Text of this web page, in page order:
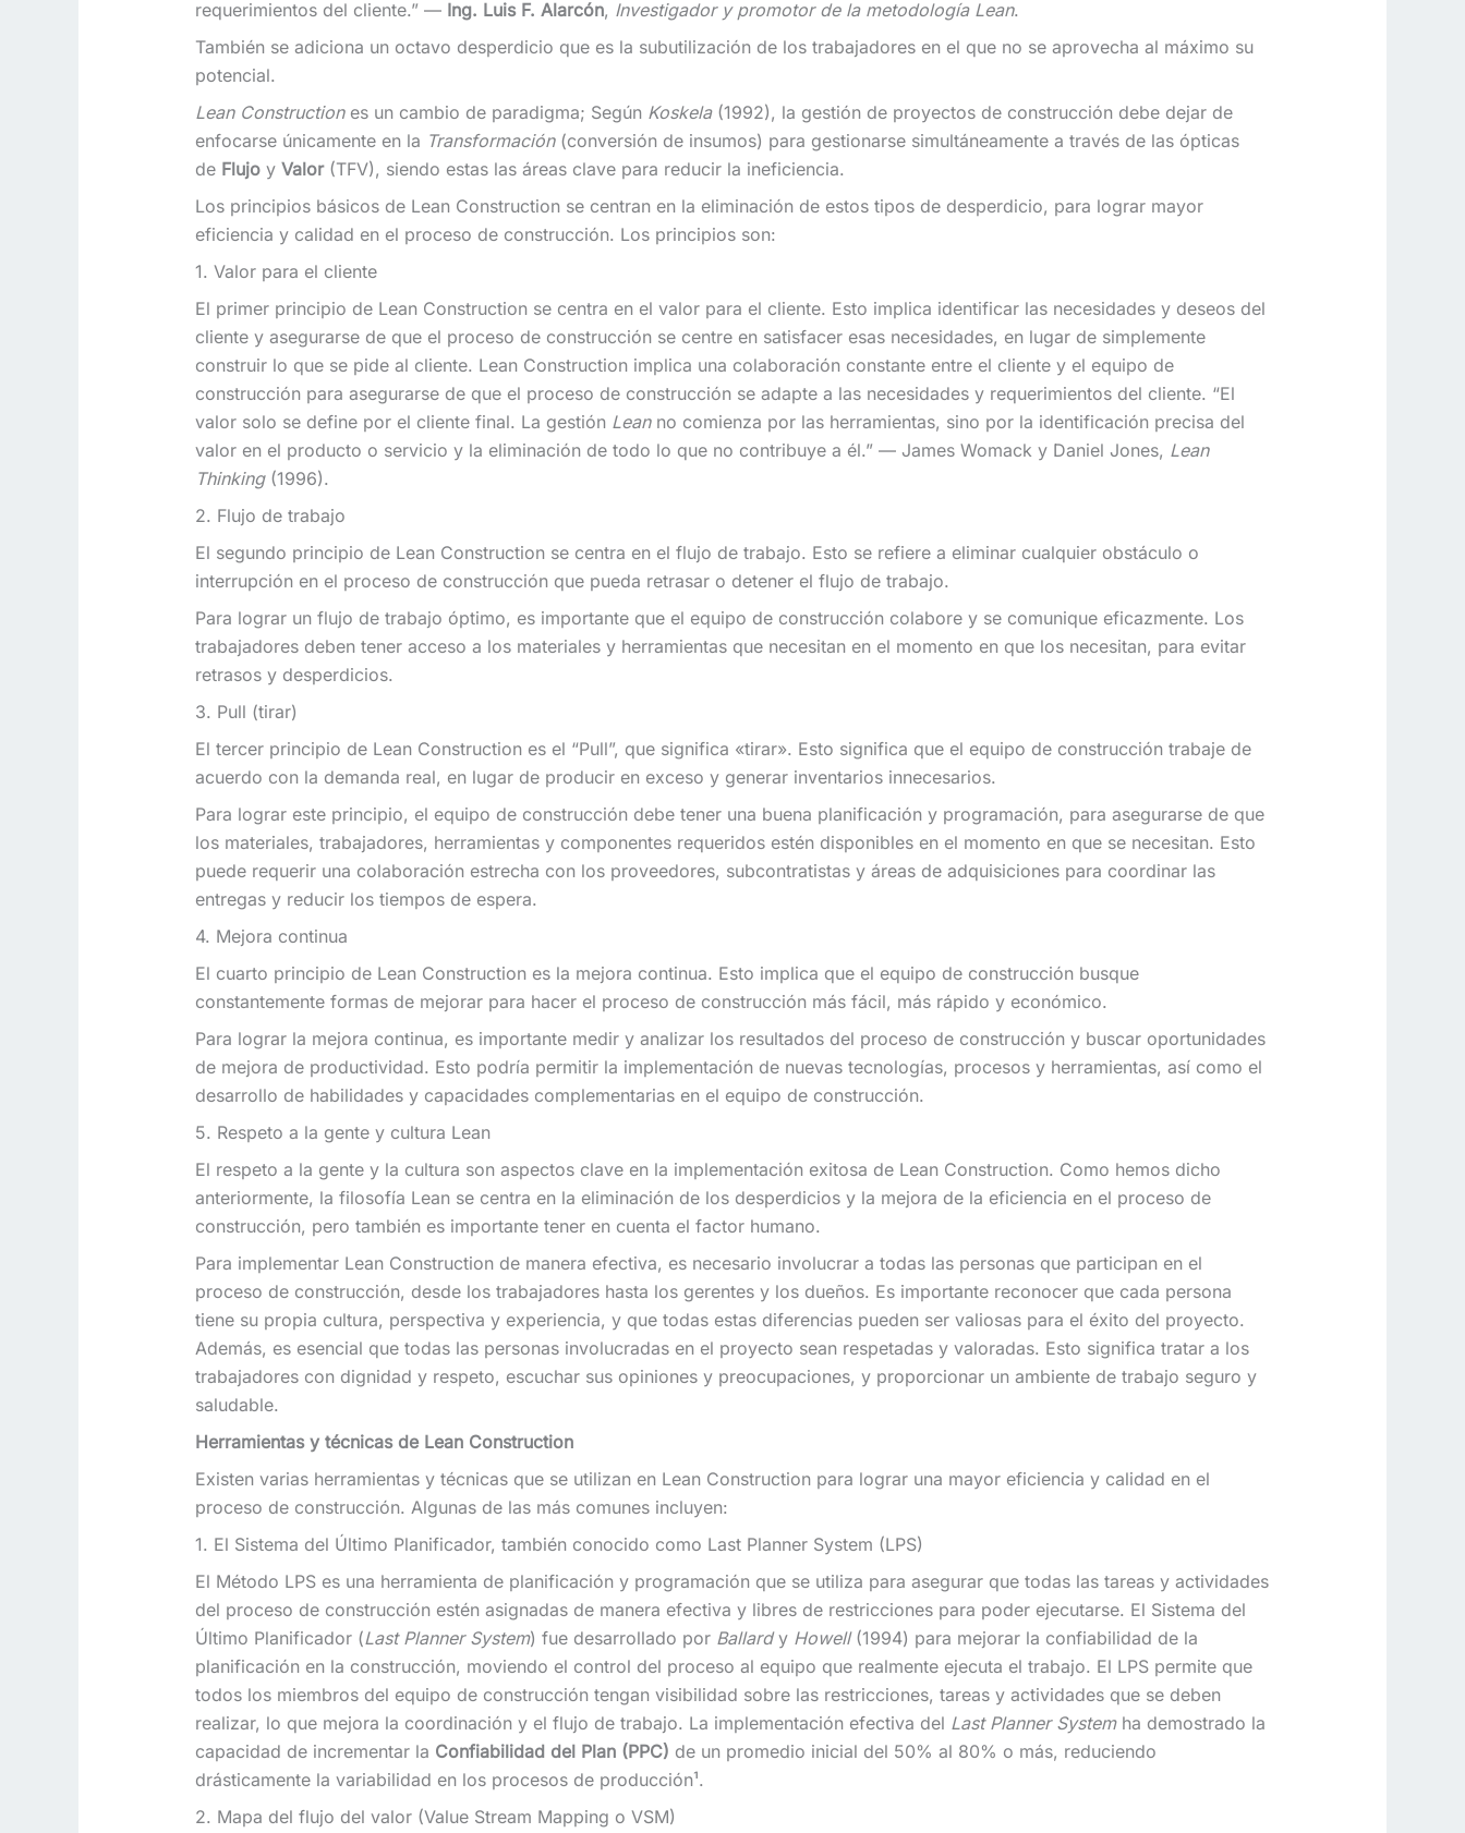
requerimientos del cliente.” — Ing. Luis F. Alarcón, Investigador y promotor de la metodología Lean.
También se adiciona un octavo desperdicio que es la subutilización de los trabajadores en el que no se aprovecha al máximo su
potencial.
Lean Constructiones un cambio de paradigma; Según Koskela(1992), la gestión de proyectos de construcción debe dejar de
enfocarse únicamente en la Transformación(conversión de insumos) para gestionarse simultáneamente a través de las ópticas
de Flujoy Valor(TFV), siendo estas las áreas clave para reducir la ineficiencia.
Los principios básicos de Lean Construction se centran en la eliminación de estos tipos de desperdicio, para lograr mayor
eficiencia y calidad en el proceso de construcción. Los principios son:
1. Valor para el cliente
El primer principio de Lean Construction se centra en el valor para el cliente. Esto implica identificar las necesidades y deseos del
cliente y asegurarse de que el proceso de construcción se centre en satisfacer esas necesidades, en lugar de simplemente
construir lo que se pide al cliente. Lean Construction implica una colaboración constante entre el cliente y el equipo de
construcción para asegurarse de que el proceso de construcción se adapte a las necesidades y requerimientos del cliente. “El
valor solo se define por el cliente final. La gestión Leanno comienza por las herramientas, sino por la identificación precisa del
valor en el producto o servicio y la eliminación de todo lo que no contribuye a él.” — James Womack y Daniel Jones, Lean
Thinking(1996).
2. Flujo de trabajo
El segundo principio de Lean Construction se centra en el flujo de trabajo. Esto se refiere a eliminar cualquier obstáculo o
interrupción en el proceso de construcción que pueda retrasar o detener el flujo de trabajo.
Para lograr un flujo de trabajo óptimo, es importante que el equipo de construcción colabore y se comunique eficazmente. Los
trabajadores deben tener acceso a los materiales y herramientas que necesitan en el momento en que los necesitan, para evitar
retrasos y desperdicios.
3. Pull (tirar)
El tercer principio de Lean Construction es el “Pull”, que significa «tirar». Esto significa que el equipo de construcción trabaje de
acuerdo con la demanda real, en lugar de producir en exceso y generar inventarios innecesarios.
Para lograr este principio, el equipo de construcción debe tener una buena planificación y programación, para asegurarse de que
los materiales, trabajadores, herramientas y componentes requeridos estén disponibles en el momento en que se necesitan. Esto
puede requerir una colaboración estrecha con los proveedores, subcontratistas y áreas de adquisiciones para coordinar las
entregas y reducir los tiempos de espera.
4. Mejora continua
El cuarto principio de Lean Construction es la mejora continua. Esto implica que el equipo de construcción busque
constantemente formas de mejorar para hacer el proceso de construcción más fácil, más rápido y económico.
Para lograr la mejora continua, es importante medir y analizar los resultados del proceso de construcción y buscar oportunidades
de mejora de productividad. Esto podría permitir la implementación de nuevas tecnologías, procesos y herramientas, así como el
desarrollo de habilidades y capacidades complementarias en el equipo de construcción.
5. Respeto a la gente y cultura Lean
El respeto a la gente y la cultura son aspectos clave en la implementación exitosa de Lean Construction. Como hemos dicho
anteriormente, la filosofía Lean se centra en la eliminación de los desperdicios y la mejora de la eficiencia en el proceso de
construcción, pero también es importante tener en cuenta el factor humano.
Para implementar Lean Construction de manera efectiva, es necesario involucrar a todas las personas que participan en el
proceso de construcción, desde los trabajadores hasta los gerentes y los dueños. Es importante reconocer que cada persona
tiene su propia cultura, perspectiva y experiencia, y que todas estas diferencias pueden ser valiosas para el éxito del proyecto.
Además, es esencial que todas las personas involucradas en el proyecto sean respetadas y valoradas. Esto significa tratar a los
trabajadores con dignidad y respeto, escuchar sus opiniones y preocupaciones, y proporcionar un ambiente de trabajo seguro y
saludable.
Herramientas y técnicas de Lean Construction
Existen varias herramientas y técnicas que se utilizan en Lean Construction para lograr una mayor eficiencia y calidad en el
proceso de construcción. Algunas de las más comunes incluyen:
1. El Sistema del Último Planificador, también conocido como Last Planner System (LPS)
El Método LPS es una herramienta de planificación y programación que se utiliza para asegurar que todas las tareas y actividades
del proceso de construcción estén asignadas de manera efectiva y libres de restricciones para poder ejecutarse. El Sistema del
Último Planificador (Last Planner System) fue desarrollado por Ballardy Howell(1994) para mejorar la confiabilidad de la
planificación en la construcción, moviendo el control del proceso al equipo que realmente ejecuta el trabajo. El LPS permite que
todos los miembros del equipo de construcción tengan visibilidad sobre las restricciones, tareas y actividades que se deben
realizar, lo que mejora la coordinación y el flujo de trabajo. La implementación efectiva del Last Planner Systemha demostrado la
capacidad de incrementar la Confiabilidad del Plan (PPC) de un promedio inicial del 50% al 80% o más, reduciendo
drásticamente la variabilidad en los procesos de producción¹.
2. Mapa del flujo del valor (Value Stream Mapping o VSM)